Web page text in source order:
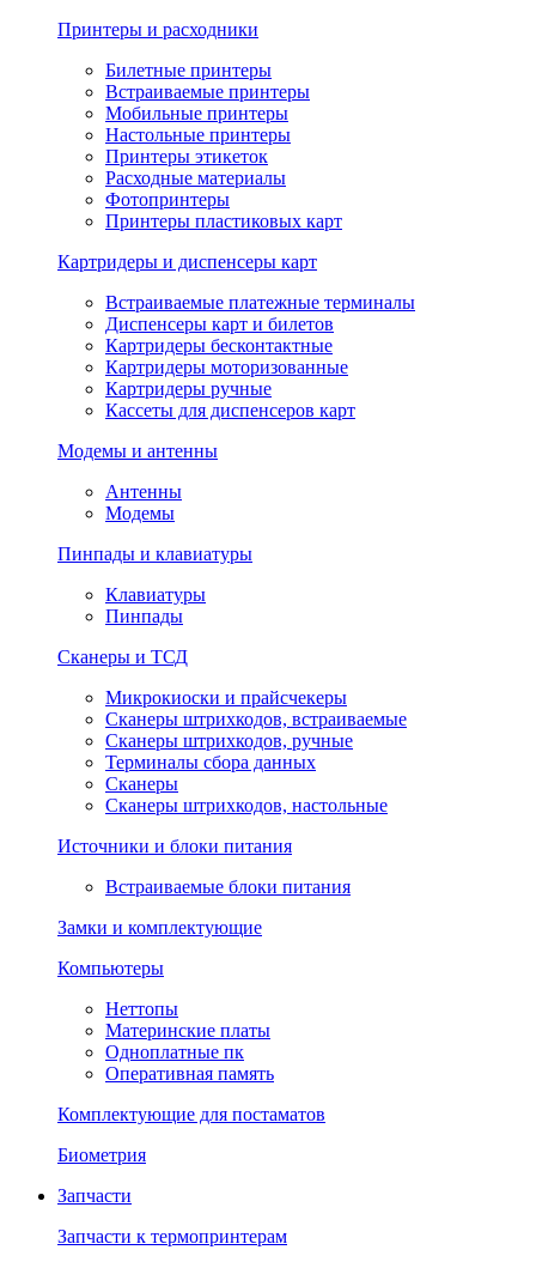
Принтеры и расходники
Билетные принтеры
Встраиваемые принтеры
Мобильные принтеры
Настольные принтеры
Принтеры этикеток
Расходные материалы
Фотопринтеры
Принтеры пластиковых карт
Картридеры и диспенсеры карт
Встраиваемые платежные терминалы
Диспенсеры карт и билетов
Картридеры бесконтактные
Картридеры моторизованные
Картридеры ручные
Кассеты для диспенсеров карт
Модемы и антенны
Антенны
Модемы
Пинпады и клавиатуры
Клавиатуры
Пинпады
Сканеры и ТСД
Микрокиоски и прайсчекеры
Сканеры штрихкодов, встраиваемые
Сканеры штрихкодов, ручные
Терминалы сбора данных
Сканеры
Сканеры штрихкодов, настольные
Источники и блоки питания
Встраиваемые блоки питания
Замки и комплектующие
Компьютеры
Неттопы
Материнские платы
Одноплатные пк
Оперативная память
Комплектующие для постаматов
Биометрия
Запчасти
Запчасти к термопринтерам